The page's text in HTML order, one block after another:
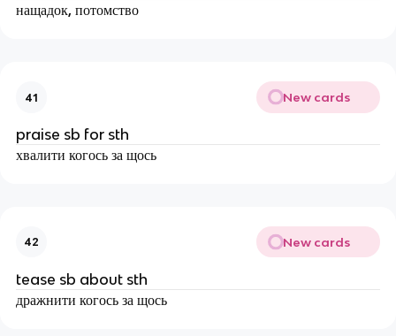
нащадок, потомство
41 New cards
praise sb for sth
хвалити когось за щось
42 New cards
tease sb about sth
дражнити когось за щось